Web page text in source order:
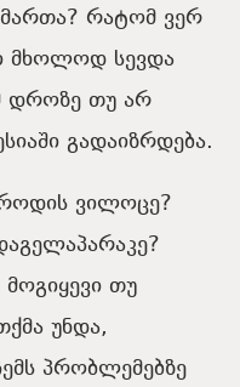
რატომ ვერ
მხოლოდ სევდა
დროზე თუ არ
გადაიზრდება.
ვილოცე?
თუ
უნდა,
პრობლემებზე